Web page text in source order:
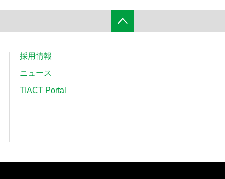
採用情報
ニュース
TIACT Portal